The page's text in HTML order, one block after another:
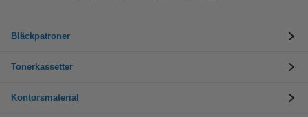
Bläckpatroner
Tonerkassetter
Kontorsmaterial